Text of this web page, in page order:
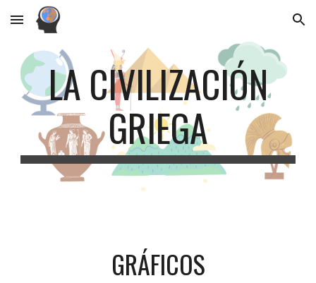
Skip to main content Skip to navigation
LA CIVILIZACIÓN
GRIEGA
GRÁFICOS